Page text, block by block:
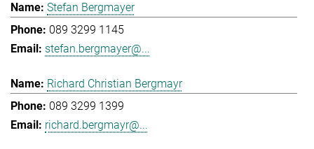
Stefan Bergmayer
089 3299 1145
stefan.bergmayer@...
Richard Christian Bergmayr
089 3299 1399
richard.bergmayr@...